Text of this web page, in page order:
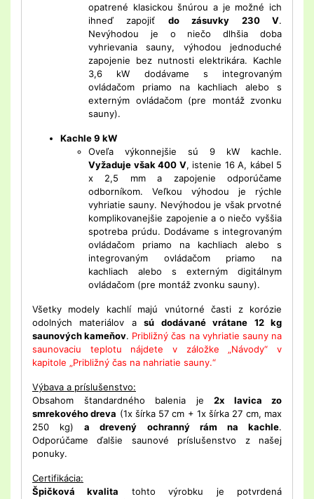
opatrené klasickou šnúrou a je možné ich
ihneď zapojiť do zásuvky 230 V.
Nevýhodou je o niečo dlhšia doba
vyhrievania sauny, výhodou jednoduché
zapojenie bez nutnosti elektrikára. Kachle
3,6 kW dodávame s integrovaným
ovládačom priamo na kachliach alebo s
externým ovládačom (pre montáž zvonku
sauny).
Kachle 9 kW
Oveľa výkonnejšie sú 9 kW kachle.
Vyžaduje však 400 V, istenie 16 A, kábel 5
x 2,5 mm a zapojenie odporúčame
odborníkom. Veľkou výhodou je rýchle
vyhriatie sauny. Nevýhodou je však prvotné
komplikovanejšie zapojenie a o niečo vyššia
spotreba prúdu. Dodávame s integrovaným
ovládačom priamo na kachliach alebo s
integrovaným ovládačom priamo na
kachliach alebo s externým digitálnym
ovládačom (pre montáž zvonku sauny).
Všetky modely kachlí majú vnútorné časti z korózie
odolných materiálov asú dodávané vrátane 12 kg
saunových kameňov. Približný čas na vyhriatie sauny na
saunovaciu teplotu nájdete v záložke „Návody“ v
kapitole „Približný čas na nahriatie sauny.“
Výbava a príslušenstvo:
Obsahom štandardného balenia je 2x lavica zo
smrekového dreva (1x šírka 57 cm + 1x šírka 27 cm, max
250 kg)a drevený ochranný rám na kachle.
Odporúčame ďalšie saunové príslušenstvo z našej
ponuky.
Certifikácia:
Špičková kvalita tohto výrobku je potvrdená